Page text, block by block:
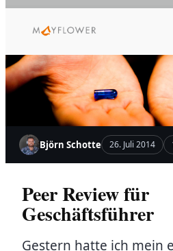
Inhalt
Björn Schotte 26. Juli 2014
Peer Review für
Geschäftsführer
Gestern hatte ich mein